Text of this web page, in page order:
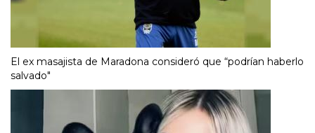
El ex masajista de Maradona consideró que “podrían haberlo
salvado"